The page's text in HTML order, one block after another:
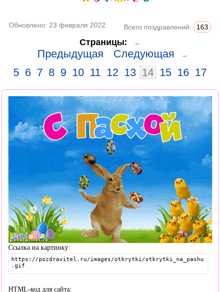
Обновлено: 23 февраля 2022 Всего поздравлений: 163
Страницы: ←
Предыдущая Следующая →
5 6 7 8 9 10 11 12 13 14 15 16 17
Ссылка на картинку:
HTML-код для сайта: